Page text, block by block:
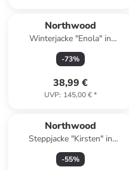
Northwood
Winterjacke "Enola" in
Schwarz
-73%
38,99 €
UVP: 145,00 €*
Northwood
Steppjacke "Kirsten" in
Bordeaux
-55%